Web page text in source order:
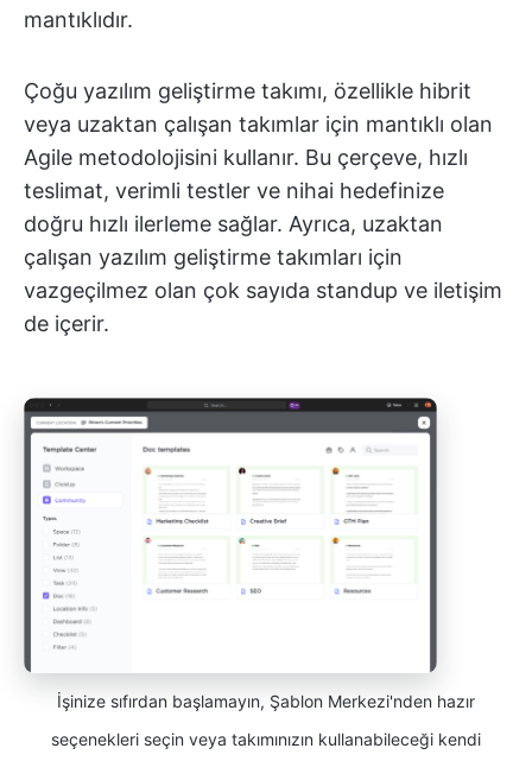
mantıklıdır.
Çoğu yazılım geliştirme takımı, özellikle hibrit
veya uzaktan çalışan takımlar için mantıklı olan
Agile metodolojisini kullanır. Bu çerçeve, hızlı
teslimat, verimli testler ve nihai hedefinize
doğru hızlı ilerleme sağlar. Ayrıca, uzaktan
çalışan yazılım geliştirme takımları için
vazgeçilmez olan çok sayıda standup ve iletişim
de içerir.
İşinize sıfırdan başlamayın, Şablon Merkezi'nden hazır
seçenekleri seçin veya takımınızın kullanabileceği kendi